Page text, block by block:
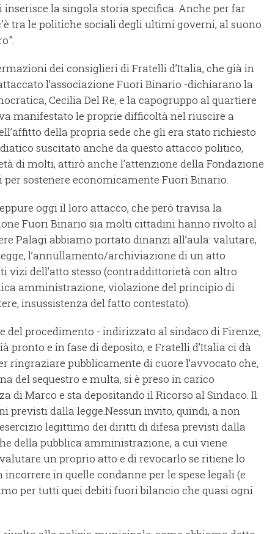
la singola storia specifica. Anche per far
tra le politiche sociali degli ultimi governi, al suono
dei consiglieri di Fratelli d’Italia, che già in
l’associazione Fuori Binario -dichiarano la
Cecilia Del Re, e la capogruppo al quartiere
manifestato le proprie difficoltà nel riuscire a
della propria sede che gli era stato richiesto
suscitato anche da questo attacco politico,
di molti, attirò anche l’attenzione della Fondazione
per sostenere economicamente Fuori Binario.
oggi il loro attacco, che però travisa la
Fuori Binario sia molti cittadini hanno rivolto al
Palagi abbiamo portato dinanzi all’aula: valutare,
l’annullamento/archiviazione di un atto
vizi dell’atto stesso (contraddittorietà con altro
amministrazione, violazione del principio di
insussistenza del fatto contestato).
del procedimento - indirizzato al sindaco di Firenze,
pronto e in fase di deposito, e Fratelli d’Italia ci dà
ringraziare pubblicamente di cuore l’avvocato che,
del sequestro e multa, si è preso in carico
di Marco e sta depositando il Ricorso al Sindaco. Il
previsti dalla legge.Nessun invito, quindi, a non
legittimo dei diritti di difesa previsti dalla
della pubblica amministrazione, a cui viene
un proprio atto e di revocarlo se ritiene lo
in quelle condanne per le spese legali (e
per tutti quei debiti fuori bilancio che quasi ogni